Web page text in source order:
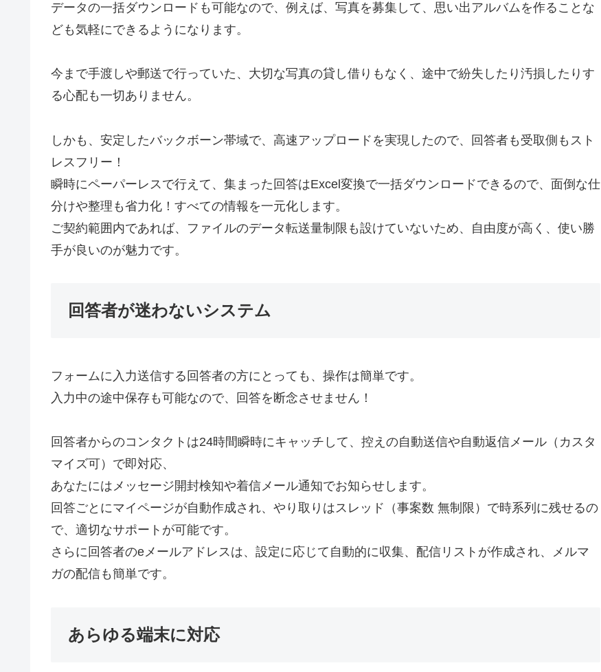
データの一括ダウンロードも可能なので、例えば、写真を募集して、思い出アルバムを作ることな
ども気軽にできるようになります。
今まで手渡しや郵送で行っていた、大切な写真の貸し借りもなく、途中で紛失したり汚損したりす
る心配も一切ありません。
しかも、安定したバックボーン帯域で、高速アップロードを実現したので、回答者も受取側もスト
レスフリー！
瞬時にペーパーレスで行えて、集まった回答はExcel変換で一括ダウンロードできるので、面倒な仕
分けや整理も省力化！すべての情報を一元化します。
ご契約範囲内であれば、ファイルのデータ転送量制限も設けていないため、自由度が高く、使い勝
手が良いのが魅力です。
回答者が迷わないシステム
フォームに入力送信する回答者の方にとっても、操作は簡単です。
入力中の途中保存も可能なので、回答を断念させません！
回答者からのコンタクトは24時間瞬時にキャッチして、控えの自動送信や自動返信メール（カスタ
マイズ可）で即対応、
あなたにはメッセージ開封検知や着信メール通知でお知らせします。
回答ごとにマイページが自動作成され、やり取りはスレッド（事案数 無制限）で時系列に残せるの
で、適切なサポートが可能です。
さらに回答者のeメールアドレスは、設定に応じて自動的に収集、配信リストが作成され、メルマ
ガの配信も簡単です。
あらゆる端末に対応